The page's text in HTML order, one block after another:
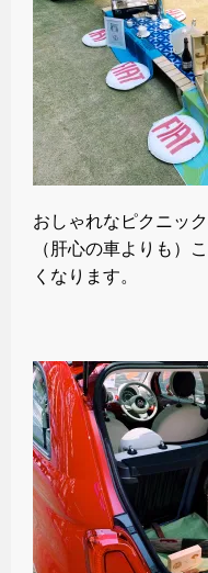
おしゃれなピクニッ
（肝心の車よりも）
くなります。